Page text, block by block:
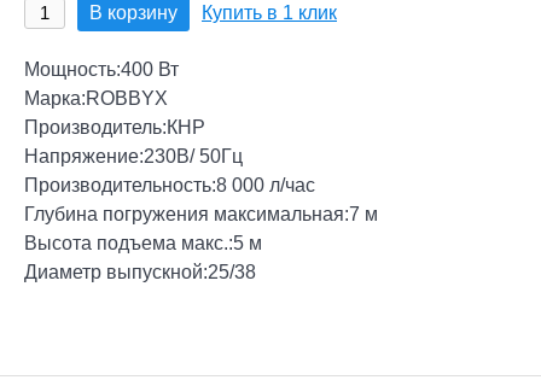
В корзину Купить в 1 клик
Мощность:400 Вт
Марка:ROBBYX
Производитель:КНР
Напряжение:230В/ 50Гц
Производительность:8 000 л/час
Глубина погружения максимальная:7 м
Высота подъема макс.:5 м
Диаметр выпускной:25/38